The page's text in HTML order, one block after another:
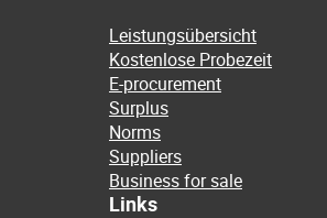
Leistungsübersicht
Kostenlose Probezeit
E-procurement
Surplus
Norms
Suppliers
Business for sale
Links